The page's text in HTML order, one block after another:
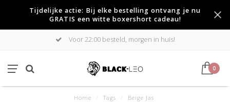
Tijdelijke actie: Bij elke bestelling ontvang je nu
GRATIS een witte boxershort cadeau!
Voor 22:00 besteld, morgen in huis!
0
Home Tags Beige Jas